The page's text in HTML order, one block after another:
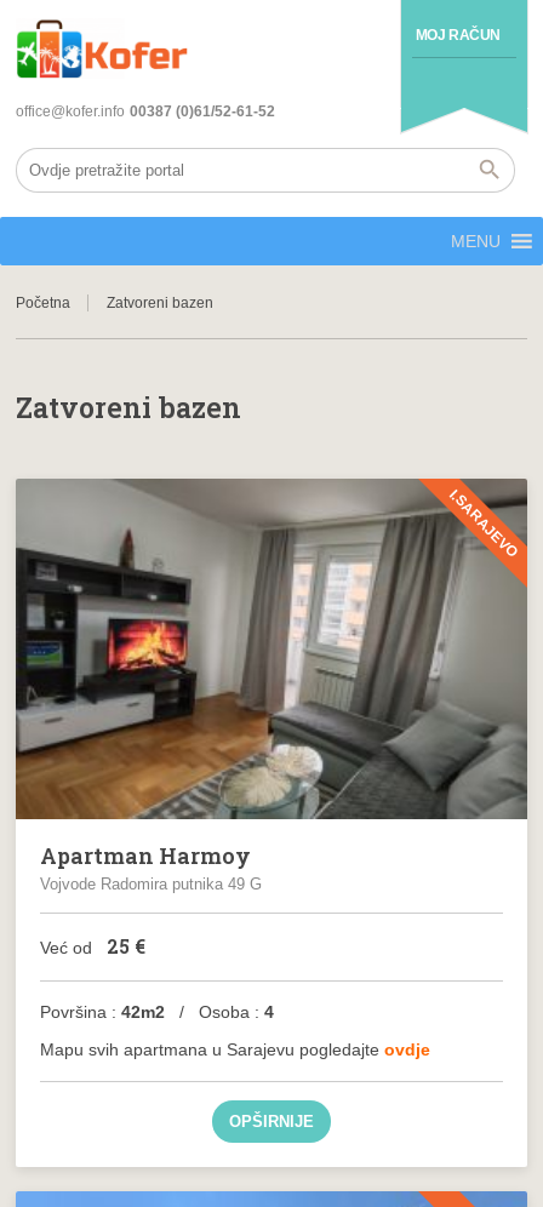
MOJ RAČUN
office@kofer.info 00387 (0)61/52-61-52
MENU
Početna Zatvoreni bazen
Zatvoreni bazen
I.SARAJEVO
Apartman Harmoy
Vojvode Radomira putnika 49 G
Već od 25 €
Površina : 42m2 / Osoba :4
Mapu svih apartmana u Sarajevu pogledajteovdje
OPŠIRNIJE